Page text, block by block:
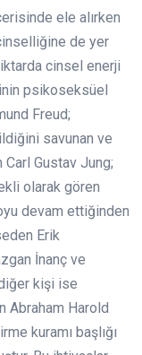
ele alırken
de yer
cinsel enerji
psikoseksüel
Freud;
savunan ve
Gustav Jung;
olarak gören
devam ettiğinden
Erik
İnanç ve
kişi ise
Abraham Harold
kuramı başlığı